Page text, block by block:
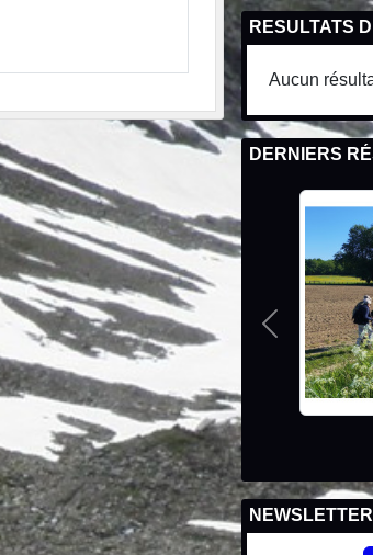
RESULTATS
Aucun
DERNIERS
Précedent
NEWSLETTER